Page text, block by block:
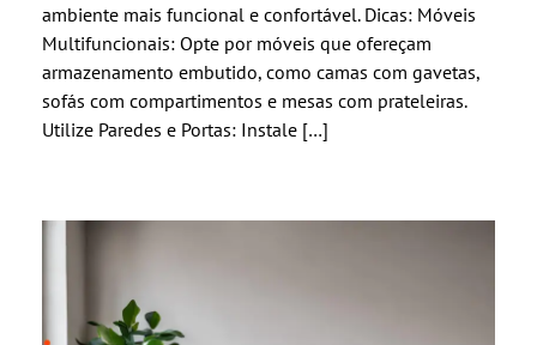
ambiente mais funcional e confortável. Dicas: Móveis
Multifuncionais: Opte por móveis que ofereçam
armazenamento embutido, como camas com gavetas,
sofás com compartimentos e mesas com prateleiras.
Utilize Paredes e Portas: Instale […]